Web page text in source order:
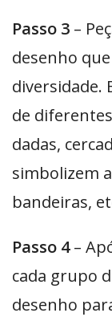
Passo 3 –
desenho
diversidade.
de
dadas,
simbolizem
bandeiras,
Passo 4–
cada grupo
desenho